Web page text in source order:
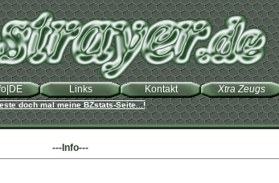
Links Kontakt Xtra Zeugs
doch mal meine BZstats-Seite...!
---Info---